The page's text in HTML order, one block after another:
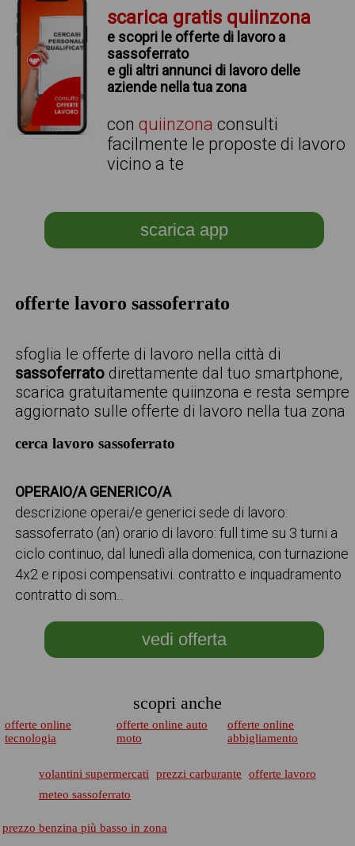
scarica gratis quiinzona
e scopri le offerte di lavoro a
sassoferrato
e gli altri annunci di lavoro delle
aziende nella tua zona
conquiinzona consulti
facilmente le proposte di lavoro
vicino a te
scarica app
offerte lavoro sassoferrato
sfoglia le offerte di lavoro nella città di
sassoferrato direttamente dal tuo smartphone,
scarica gratuitamente quiinzona e resta sempre
aggiornato sulle offerte di lavoro nella tua zona
cerca lavoro sassoferrato
OPERAIO/A GENERICO/A
descrizione operai/e generici sede di lavoro:
sassoferrato (an) orario di lavoro: full time su 3 turni a
ciclo continuo, dal lunedì alla domenica, con turnazione
4x2 e riposi compensativi. contratto e inquadramento
contratto di som...
vedi offerta
scopri anche
offerte online
tecnologia
offerte online auto
moto
offerte online
abbigliamento
volantini supermercati prezzi carburante
offerte lavoro
meteo sassoferrato
prezzo benzina più basso in zona